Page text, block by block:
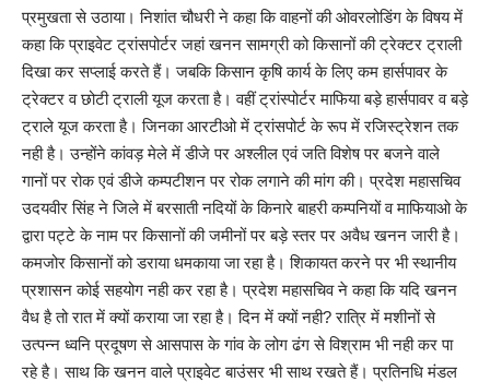
प्रमुखता से उठाया। निशांत चौधरी ने कहा कि वाहनों की ओवरलोडिंग के विषय में
कहा कि प्राइवेट ट्रांसपोर्टर जहां खनन सामग्री को किसानों की ट्रेक्टर ट्राली
दिखा कर सप्लाई करते हैं। जबकि किसान कृषि कार्य के लिए कम हार्सपावर के
ट्रेक्टर व छोटी ट्राली यूज करता है। वहीं ट्रांस्पोर्टर माफिया बड़े हार्सपावर व बड़े
ट्राले यूज करता है। जिनका आरटीओ में ट्रांसपोर्ट के रूप में रजिस्ट्रेशन तक
नही है। उन्होंने कांवड़ मेले में डीजे पर अश्लील एवं जति विशेष पर बजने वाले
गानों पर रोक एवं डीजे कम्पटीशन पर रोक लगाने की मांग की। प्रदेश महासचिव
उदयवीर सिंह ने जिले में बरसाती नदियों के किनारे बाहरी कम्पनियों व माफियाओ के
द्वारा पट्टे के नाम पर किसानों की जमीनों पर बड़े स्तर पर अवैध खनन जारी है।
कमजोर किसानों को डराया धमकाया जा रहा है। शिकायत करने पर भी स्थानीय
प्रशासन कोई सहयोग नही कर रहा है। प्रदेश महासचिव ने कहा कि यदि खनन
वैध है तो रात में क्यों कराया जा रहा है। दिन में क्यों नही? रात्रि में मशीनों से
उत्पन्न ध्वनि प्रदूषण से आसपास के गांव के लोग ढंग से विश्राम भी नही कर पा
रहे है। साथ कि खनन वाले प्राइवेट बाउंसर भी साथ रखते हैं। प्रतिनधि मंडल